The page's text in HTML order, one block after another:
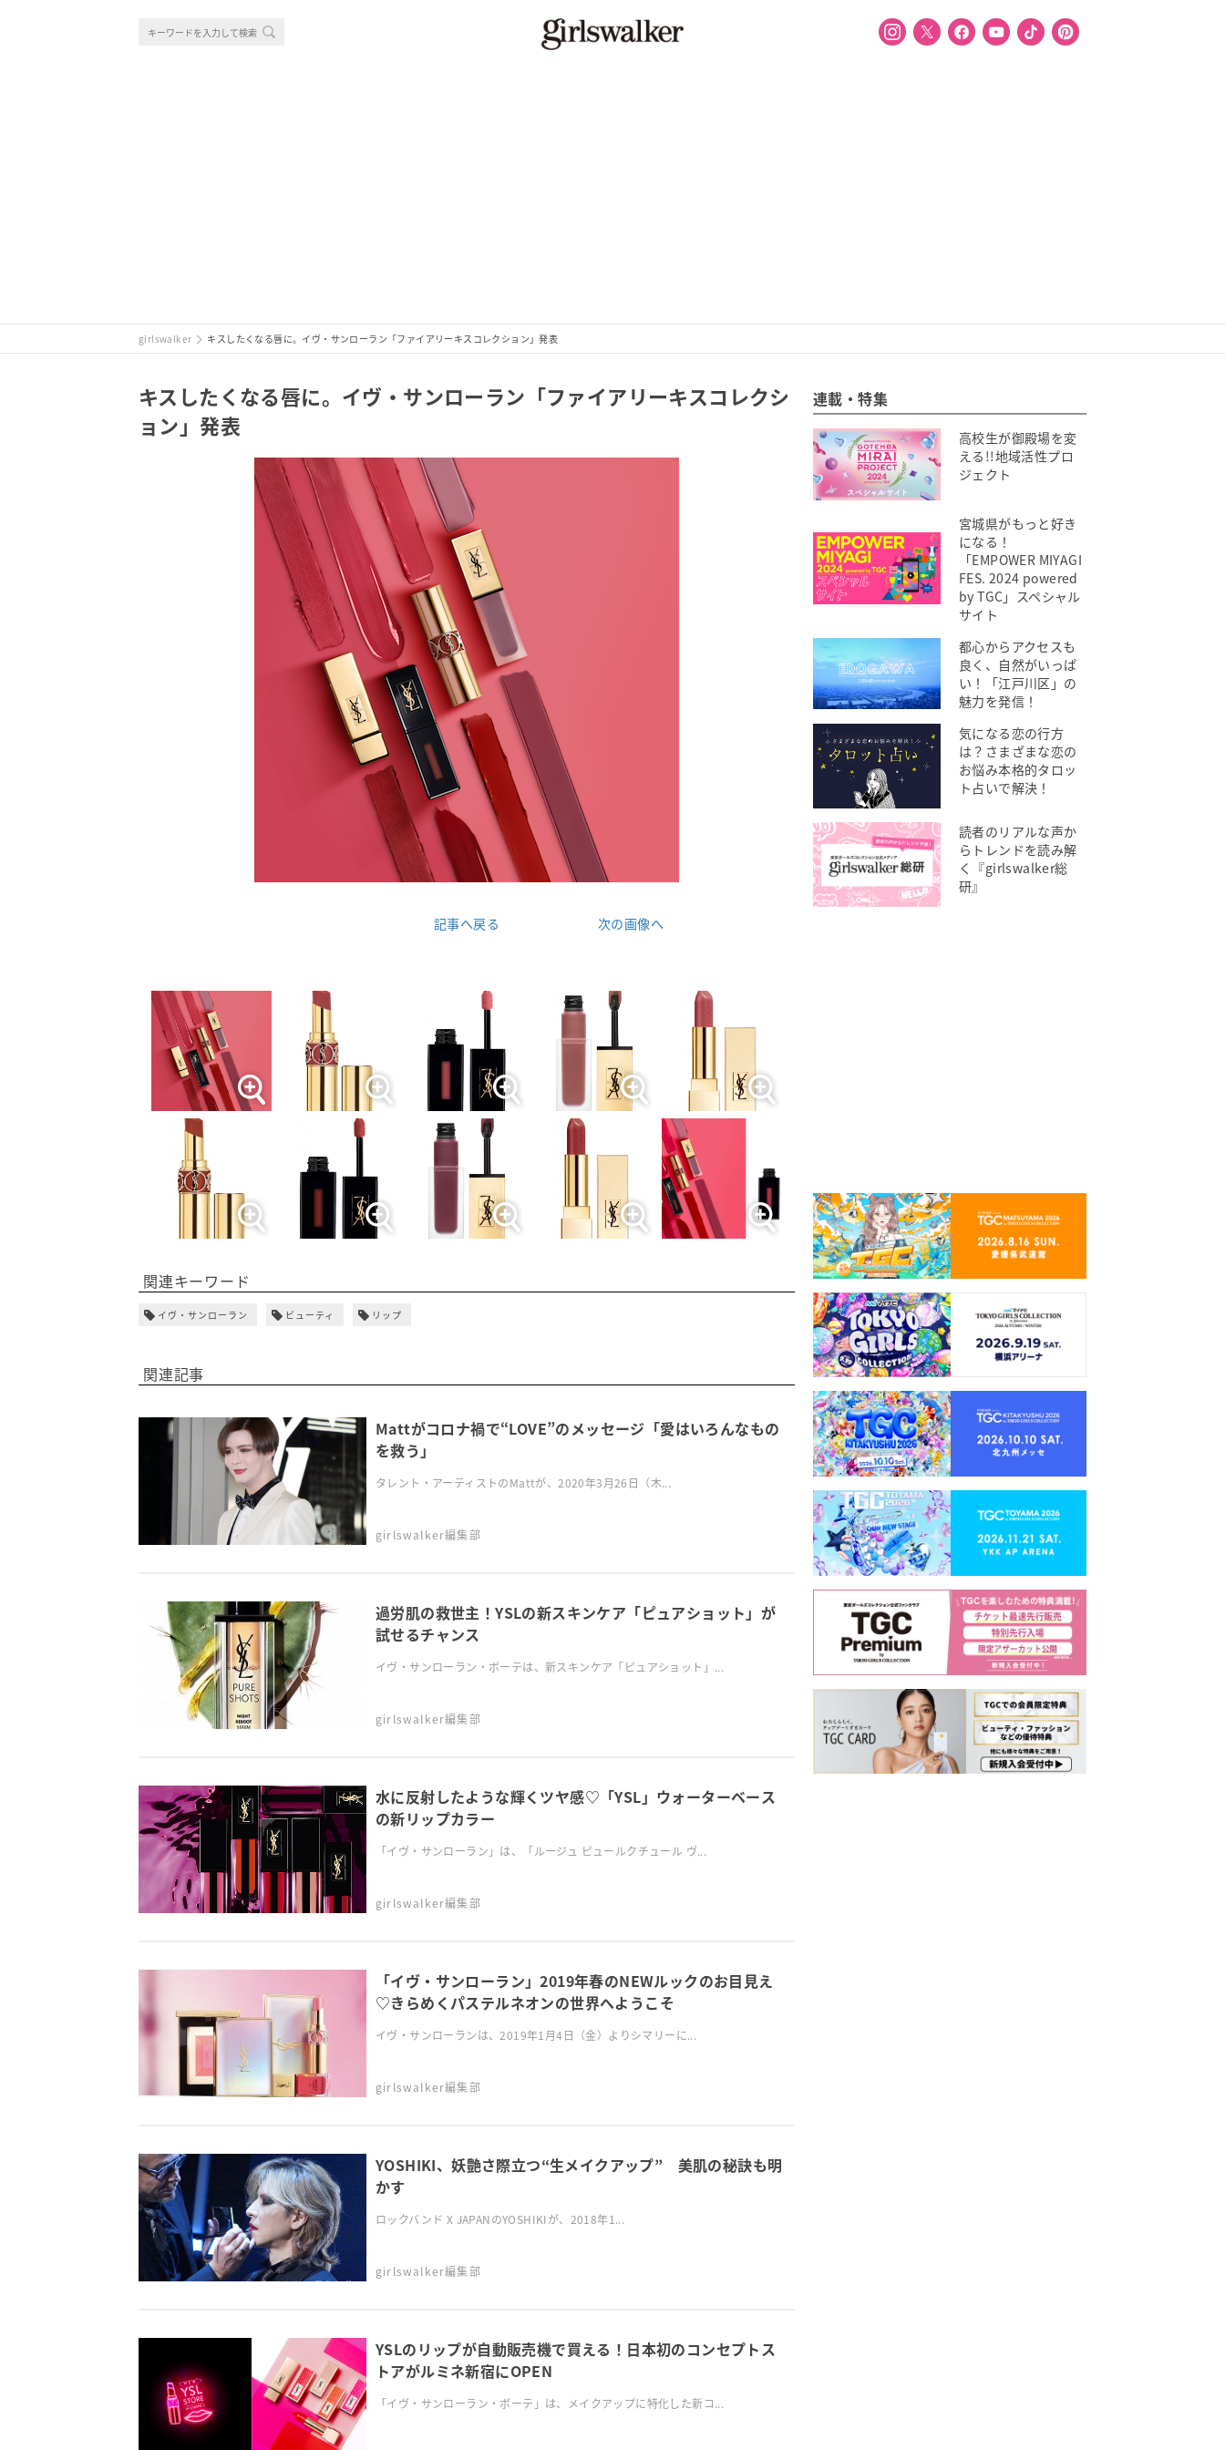
girlswalker キスしたくなる唇に。イヴ・サンローラン「ファイアリーキスコレクション」発表
キスしたくなる唇に。イヴ・サンローラン「ファイアリーキスコレクシ
ョン」発表
記事へ戻る 次の画像へ
関連キーワード
イヴ・サンローラン ビューティ リップ
関連記事
Mattがコロナ禍で“LOVE”のメッセージ「愛はいろんなもの
を救う」
タレント・アーティストのMattが、2020年3月26日（木...
girlswalker編集部
過労肌の救世主！YSLの新スキンケア「ピュアショット」が
試せるチャンス
イヴ・サンローラン・ボーテは、新スキンケア「ピュアショット」...
girlswalker編集部
水に反射したような輝くツヤ感♡「YSL」ウォーターベース
の新リップカラー
「イヴ・サンローラン」は、「ルージュ ピュールクチュール ヴ...
girlswalker編集部
「イヴ・サンローラン」2019年春のNEWルックのお目見え
♡きらめくパステルネオンの世界へようこそ
イヴ・サンローランは、2019年1月4日（金）よりシマリーに...
girlswalker編集部
YOSHIKI、妖艶さ際立つ“生メイクアップ” 美肌の秘訣も明
かす
ロックバンド X JAPANのYOSHIKIが、2018年1...
girlswalker編集部
YSLのリップが自動販売機で買える！日本初のコンセプトス
トアがルミネ新宿にOPEN
「イヴ・サンローラン・ボーテ」は、メイクアップに特化した新コ...
連載・特集
高校生が御殿場を変
える!!地域活性プロ
ジェクト
宮城県がもっと好き
になる！
「EMPOWER MIYAGI
FES. 2024 powered
by TGC」スペシャル
サイト
都心からアクセスも
良く、自然がいっぱ
い！「江戸川区」の
魅力を発信！
気になる恋の行方
は？さまざまな恋の
お悩み本格的タロッ
ト占いで解決！
読者のリアルな声か
らトレンドを読み解
く『girlswalker総
研』